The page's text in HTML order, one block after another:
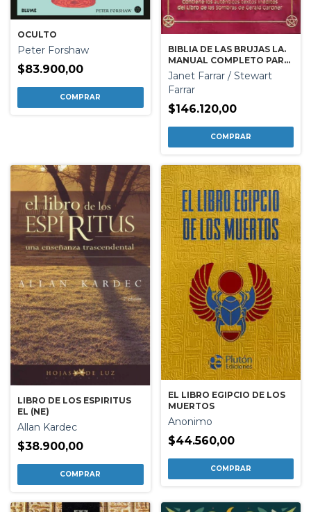
OCULTO
Peter Forshaw
$83.900,00
BIBLIA DE LAS BRUJAS LA.
MANUAL COMPLETO PARA
PRACTICA DE LA BRUJERIA
Janet Farrar / Stewart
Farrar
$146.120,00
LIBRO DE LOS ESPIRITUS
EL (NE)
Allan Kardec
$38.900,00
EL LIBRO EGIPCIO DE LOS
MUERTOS
Anonimo
$44.560,00